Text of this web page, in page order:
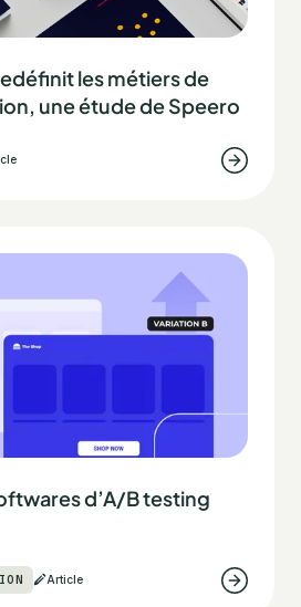
les métiers de
une étude de Speero
d’A/B testing
Article